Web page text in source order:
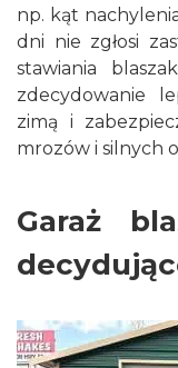
np. kąt
dni nie zgłosi
stawiania
zdecydowanie
zimą i
mrozów i silnych
Garaż